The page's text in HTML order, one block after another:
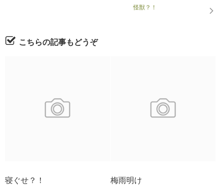
怪獣？！
こちらの記事もどうぞ
寝ぐせ？！ 梅雨明け